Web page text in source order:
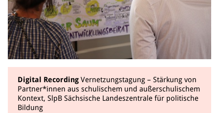
Digital Recording Vernetzungstagung – Stärkung von
Partner*innen aus schulischem und außerschulischem
Kontext, SlpB Sächsische Landeszentrale für politische
Bildung